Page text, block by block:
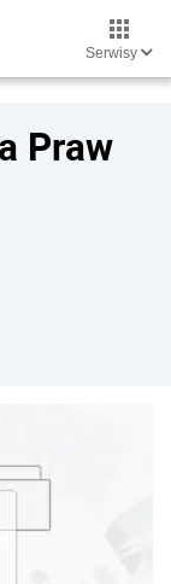
Serwisy
Praw